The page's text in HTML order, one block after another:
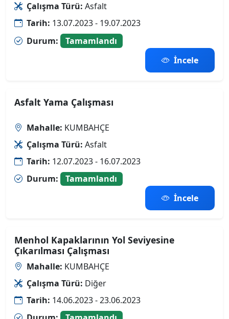
Çalışma Türü: Asfalt
Tarih: 13.07.2023 - 19.07.2023
Durum:
Tamamlandı
İncele
Asfalt Yama Çalışması
Mahalle: KUMBAHÇE
Çalışma Türü: Asfalt
Tarih: 12.07.2023 - 16.07.2023
Durum:
Tamamlandı
İncele
Menhol Kapaklarının Yol Seviyesine
Çıkarılması Çalışması
Mahalle: KUMBAHÇE
Çalışma Türü: Diğer
Tarih: 14.06.2023 - 23.06.2023